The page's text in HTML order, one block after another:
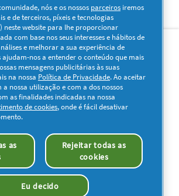
Visitar www.pg.com
Privacidade
Sobre os Cookies
Declaração de Acessibilidade
Todos os direitos reservados. O uso e
presentes neste site estão sujeitos aos
definidos no nosso acordo legal.
nós e os nossos parceiros iremos
e de terceiros, píxeis e tecnologias
neste website para lhe proporcionar
com base nos seus interesses e hábitos de
e melhorar a sua experiência de
ajudam-nos a entender o conteúdo que mais
mensagens publicitárias às suas
na nossa Política de Privacidade. Ao aceitar
nossa utilização e com a dos nossos
as finalidades indicadas na nossa
de cookies, onde é fácil desativar
as
Rejeitar todas as
cookies
Eu decido